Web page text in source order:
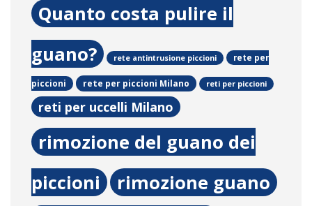
Quanto costa pulire il
guano?
rete antintrusione piccioni rete per
piccioni rete per piccioni Milano reti per piccioni
reti per uccelli Milano
rimozione del guano dei
piccioni
rimozione guano